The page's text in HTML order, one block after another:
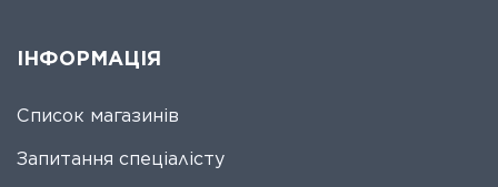
ІНФОРМАЦІЯ
Список магазинів
Запитання спеціалісту